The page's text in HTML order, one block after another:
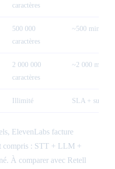
caractères
500 000
caractères
~500 min
2 000 000
caractères
~2 000 min
Illimité SLA +
ElevenLabs facture
compris : STT + LLM +
À comparer avec Retell